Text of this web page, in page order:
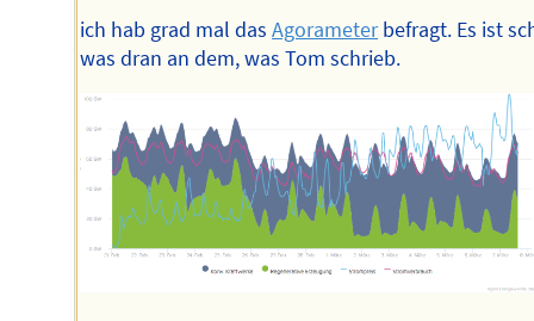
ich hab grad mal dasAgorameterbefragt. Es ist
was dran an dem, was Tom schrieb.